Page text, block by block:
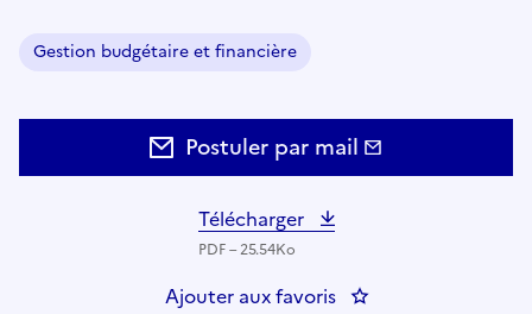
Domaine :
Gestion budgétaire et financière
Postuler par mail
Télécharger
PDF – 25.54Ko
Ajouter aux favoris : Gestionnaire